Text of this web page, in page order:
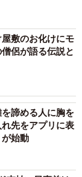
敷のお化けにモ
侶が語る伝説と
諦める人に胸を
先をアプリに表
始動